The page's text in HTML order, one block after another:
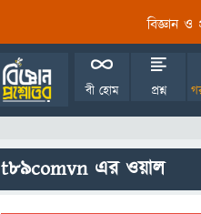
বিজ্ঞান ও
বী হোম প্রশ্ন
t89comvn এর ওয়াল